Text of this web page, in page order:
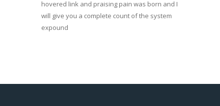
hovered link and praising pain was born and I
will give you a complete count of the system
expound